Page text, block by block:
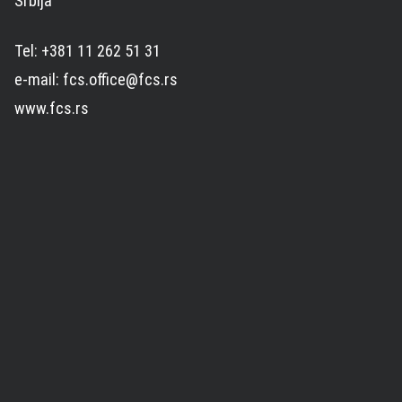
Tel: +381 11 262 51 31
e-mail: fcs.office@fcs.rs
www.fcs.rs